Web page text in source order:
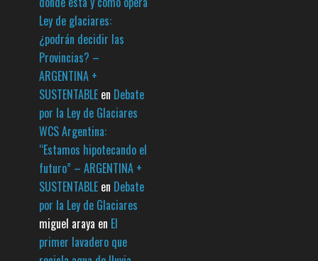
Ley de glaciares:
¿podrán decidir las
Provincias? –
ARGENTINA +
SUSTENTABLE en Debate
por la Ley de Glaciares
WCS Argentina:
“Estamos hipotecando el
futuro” – ARGENTINA +
SUSTENTABLE en Debate
por la Ley de Glaciares
miguel araya en El
primer lavadero que